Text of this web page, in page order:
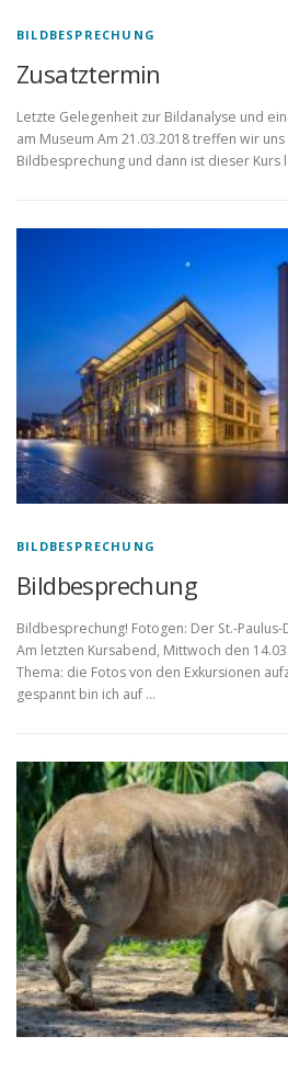
BILDBESPRECHUNG
Zusatztermin
Letzte Gelegenheit zur Bildanalyse und
am Museum Am 21.03.2018 treffen wir
Bildbesprechung und dann ist dieser Kurs
BILDBESPRECHUNG
Bildbesprechung
Bildbesprechung! Fotogen: Der St.-
Am letzten Kursabend, Mittwoch den
Thema: die Fotos von den Exkursionen
gespannt bin ich auf …